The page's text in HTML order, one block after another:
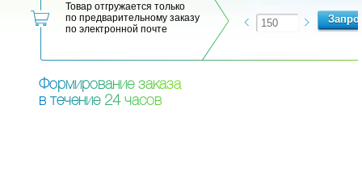
Товар отгружается только
по предварительному заказу
по электронной почте
Формирование заказа
в течение 24 часов